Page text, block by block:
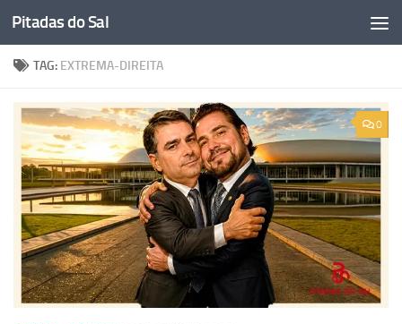
Skip to content
Pitadas do Sal
TAG: EXTREMA-DIREITA
0